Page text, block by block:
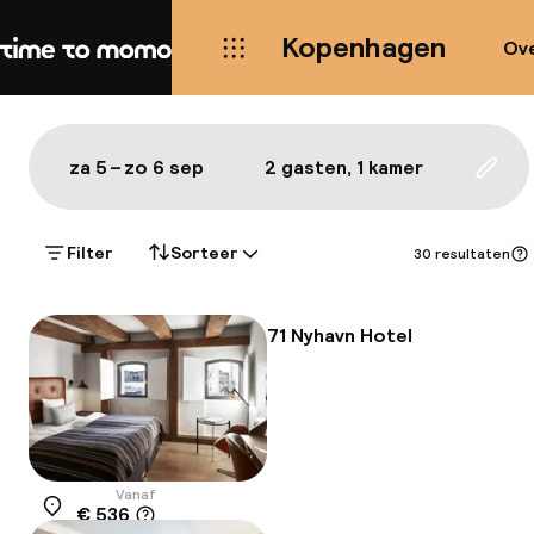
Home Kopenhagen
Kaart Kopenhagen: de beste
Toon op de kaart:
za 5 – zo 6 sep 2 gasten, 1 kamer
Filter Sorteer 30 resultaten
71 Nyhavn Hotel
Locatie
Vanaf
€ 536